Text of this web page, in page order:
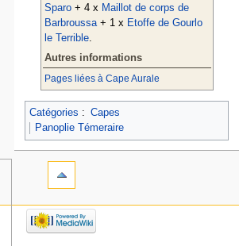
Sparo+ 4 x Maillot de corps de
Barbroussa+ 1 x Etoffe de Gourlo
le Terrible.
Autres informations
Pages liées à Cape Aurale
Catégories : Capes
Panoplie Témeraire